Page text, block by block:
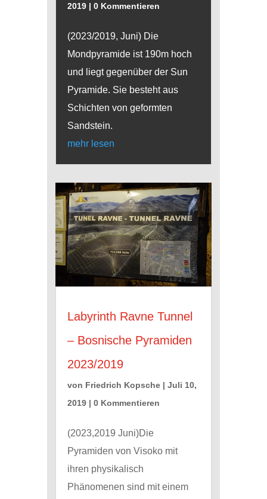
2019 | 0 Kommentieren
(2023/2019, Juni) Die
Mondpyramide ist 190m hoch
und liegt gegenüber der Sun
Pyramide. Sie besteht aus
Schichten von geformten
Sandstein.
mehr lesen
Labyrinth Ravne Tunnel
– Bosnische Pyramiden
2023/2019
von Friedrich Kopsche |Juli 10,
2019 | 0 Kommentieren
(2023,2019 Juni)Die
Pyramiden von Visoko mit
ihren physikalisch
Phänomenen sind mit einem